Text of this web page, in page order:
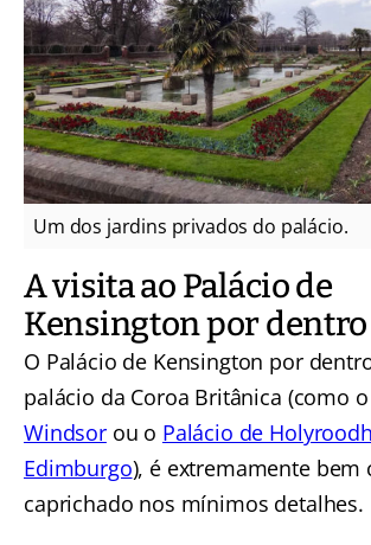
Um dos jardins privados do palácio.
A visita ao Palácio de
Kensington por dentro
O Palácio de Kensington por
palácio da Coroa Britânica (como o
Windsorou o Palácio de
Edimburgo), é extremamente bem
caprichado nos mínimos detalhes.